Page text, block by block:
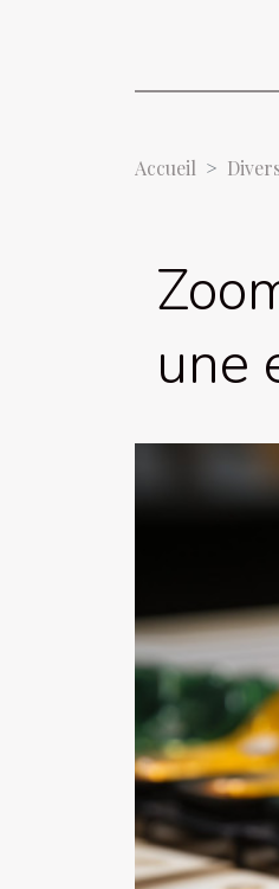
Accueil
une